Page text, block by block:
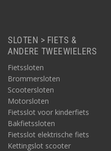
SLOTEN > FIETS &
ANDERE TWEEWIELERS
Fietssloten
Brommersloten
Scootersloten
Motorsloten
Fietsslot voor kinderfiets
Bakfietssloten
Fietsslot elektrische fiets
Kettingslot scooter